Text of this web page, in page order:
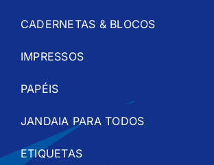
CADERNETAS & BLOCOS
IMPRESSOS
PAPÉIS
JANDAIA PARA TODOS
ETIQUETAS